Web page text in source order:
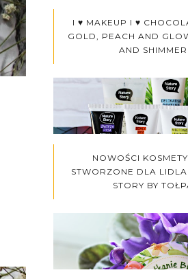
I ♥ MAKEUP I ♥
GOLD, PEACH AND
AND SHIMMER
NOWOŚCI
STWORZONE DLA
STORY BY